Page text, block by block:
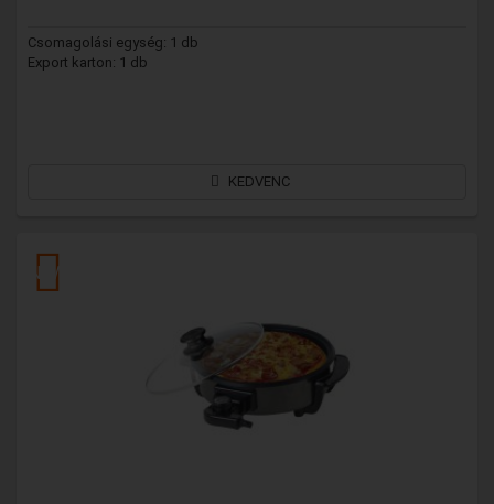
Csomagolási egység: 1 db
Export karton: 1 db
KEDVENC
NEW